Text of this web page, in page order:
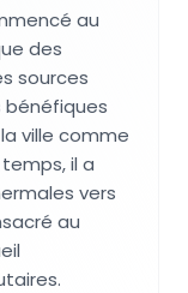
au
des
sources
bénéfiques
ville comme
il a
vers
au